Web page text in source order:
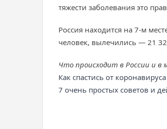
тяжести заболевания это
Россия находится на 7-м
человек, вылечились — 21
Что происходит в России и в
Как спастись от коронавируса
7 очень простых советов и